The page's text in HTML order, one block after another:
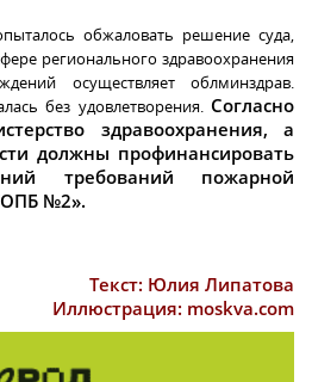
обжаловать решение суда,
регионального здравоохранения
осуществляет облминздрав.
без удовлетворения. Согласно
здравоохранения, а
должны профинансировать
требований пожарной
№2».
Текст: Юлия Липатова
Иллюстрация: moskva.com